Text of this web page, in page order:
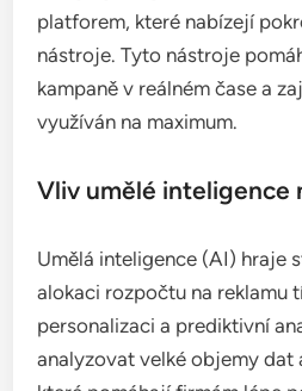
platforem, které nabízejí
nástroje. Tyto nástroje
kampaně v reálném čase a
využíván na maximum.
Vliv umělé inteligence
Umělá inteligence (AI) hraje
alokaci rozpočtu na reklamu
personalizaci a prediktivní
analyzovat velké objemy